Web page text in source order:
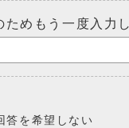
めもう一度入力
答を希望しない